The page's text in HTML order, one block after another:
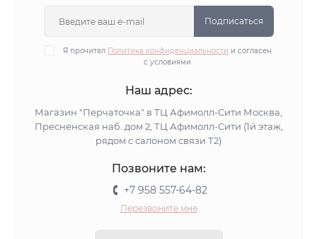
Подписаться
Я прочитал Политика конфиденциальности и согласен
с условиями
Наш адрес:
Магазин "Перчаточка" в ТЦ Афимолл-Сити Москва,
Пресненская наб. дом 2, ТЦ Афимолл-Сити (1й этаж,
рядом с салоном связи Т2)
Позвоните нам:
+7 958 557-64-82
Перезвоните мне